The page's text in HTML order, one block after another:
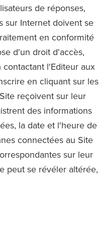
de réponses,
sur Internet doivent se
en conformité
d'un droit d'accès,
l'Editeur aux
en cliquant sur les
reçoivent sur leur
des informations
la date et l'heure de
connectées au Site
sur leur
peut se révéler altérée,